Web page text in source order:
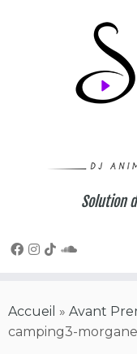
Solution
Accueil » Avant
camping3-morgane